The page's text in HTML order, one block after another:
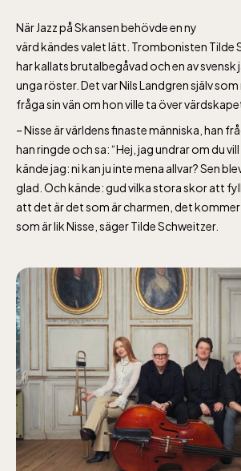
När Jazz på Skansen behövde en ny
värd kändes valet lätt. Trombonisten Tilde
har kallats brutalbegåvad och en av svensk
unga röster. Det var Nils Landgren själv
fråga sin vän om hon ville ta över
– Nisse är världens finaste människa, han
han ringde och sa: “Hej, jag undrar om du
kände jag: ni kan ju inte mena allvar? Sen
glad. Och kände: gud vilka stora skor att
att det är det som är charmen, det
som är lik Nisse, säger Tilde Schweitzer.